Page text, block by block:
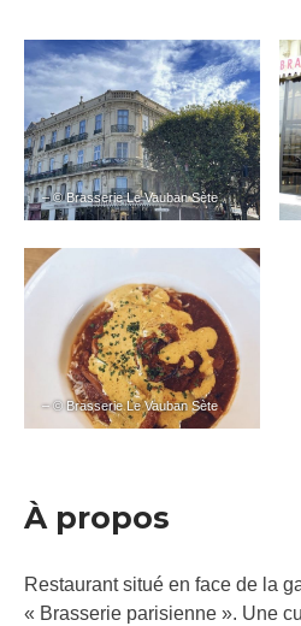
– © Brasserie Le Vauban Sète
– © Brasserie Le Vauban Sète
À propos
Restaurant situé en face de la
« Brasserie parisienne ». Une